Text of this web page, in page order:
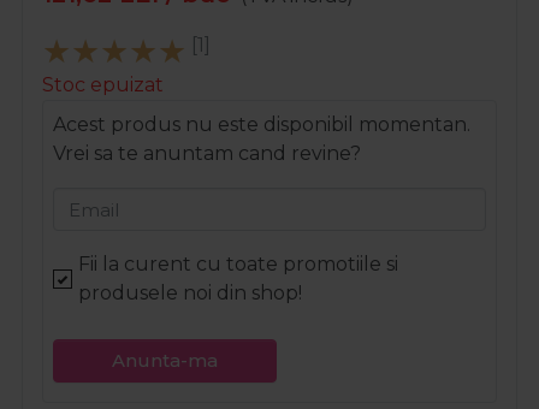
[1]
Stoc epuizat
Acest produs nu este disponibil momentan.
Vrei sa te anuntam cand revine?
Email
Fii la curent cu toate promotiile si
produsele noi din shop!
Anunta-ma